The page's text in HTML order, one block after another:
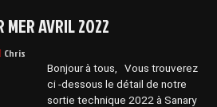
MER AVRIL 2022
Chris
Bonjour à tous, Vous trouverez
ci -dessous le détail de notre
sortie technique 2022 à Sanary